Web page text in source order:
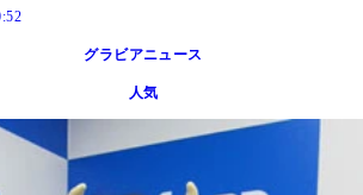
グラビアニュース
人気